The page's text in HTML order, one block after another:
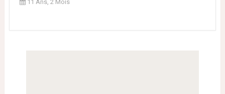
11 Ans, 2 Mois